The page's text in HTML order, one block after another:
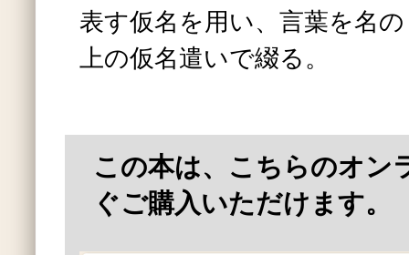
表す仮名を用い、言葉を名
上の仮名遣いで綴る。
この本は、こちらのオン
ぐご購入いただけます。